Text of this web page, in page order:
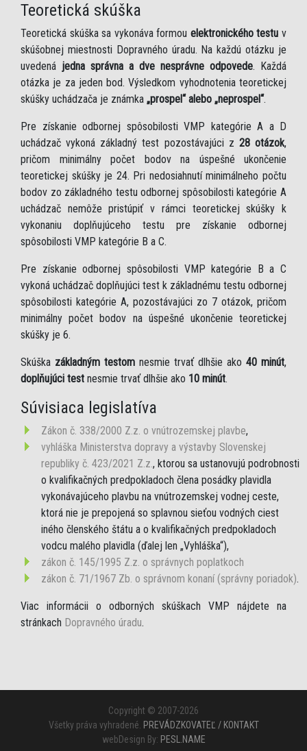
Teoretická skúška
Teoretická skúška sa vykonáva formou elektronického testu v
skúšobnej miestnosti Dopravného úradu. Na každú otázku je
uvedená jedna správna a dve nesprávne odpovede. Každá
otázka je za jeden bod. Výsledkom vyhodnotenia teoretickej
skúšky uchádzača je známka „prospel“ alebo „neprospel“.
Pre získanie odbornej spôsobilosti VMP kategórie A a D
uchádzač vykoná základný test pozostávajúci z 28 otázok,
pričom minimálny počet bodov na úspešné ukončenie
teoretickej skúšky je 24. Pri nedosiahnutí minimálneho počtu
bodov zo základného testu odbornej spôsobilosti kategórie A
uchádzač nemôže pristúpiť v rámci teoretickej skúšky k
vykonaniu doplňujúceho testu pre získanie odbornej
spôsobilosti VMP kategórie B a C.
Pre získanie odbornej spôsobilosti VMP kategórie B a C
vykoná uchádzač doplňujúci test k základnému testu odbornej
spôsobilosti kategórie A, pozostávajúci zo 7 otázok, pričom
minimálny počet bodov na úspešné ukončenie teoretickej
skúšky je 6.
Skúška základným testom nesmie trvať dlhšie ako 40 minút,
doplňujúci test nesmie trvať dlhšie ako 10 minút.
Súvisiaca legislatíva
Zákon č. 338/2000 Z.z. o vnútrozemskej plavbe,
vyhláška Ministerstva dopravy a výstavby Slovenskej
republiky č. 423/2021 Z.z., ktorou sa ustanovujú podrobnosti
o kvalifikačných predpokladoch člena posádky plavidla
vykonávajúceho plavbu na vnútrozemskej vodnej ceste,
ktorá nie je prepojená so splavnou sieťou vodných ciest
iného členského štátu a o kvalifikačných predpokladoch
vodcu malého plavidla (ďalej len „Vyhláška“),
zákon č. 145/1995 Z.z. o správnych poplatkoch
zákon č. 71/1967 Zb. o správnom konaní (správny poriadok).
Viac informácii o odborných skúškach VMP nájdete na
stránkach Dopravného úradu.
Copyright © 2007-2026
Všetky práva vyhradené. PREVÁDZKOVATEĽ / KONTAKT
webDesign By: PESL.NAME